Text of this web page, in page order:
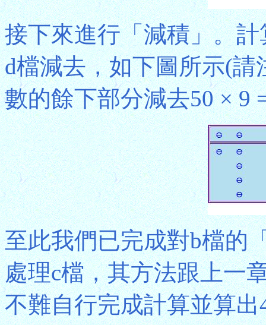
接下來進行「減積」。
d檔減去，如下圖所示(
數的餘下部分減去50 × 9
至此我們已完成對b檔的
處理c檔，其方法跟上一
不難自行完成計算並算出